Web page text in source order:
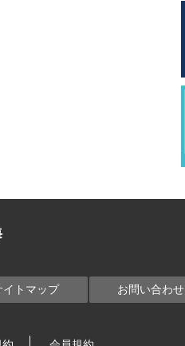
イトマップ お問い合わせ